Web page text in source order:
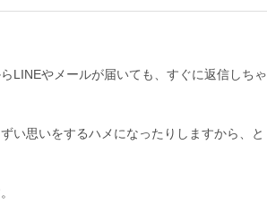
LINEやメールが届いても、すぐに返信しちゃ
い思いをするハメになったりしますから、と